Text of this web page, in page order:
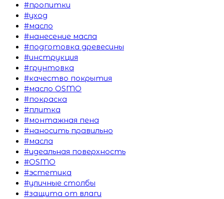
#пропитки
#уход
#масло
#нанесение масла
#подготовка древесины
#инструкция
#грунтовка
#качество покрытия
#масло OSMO
#покраска
#плитка
#монтажная пена
#наносить правильно
#масла
#идеальная поверхность
#OSMO
#эстетика
#уличные столбы
#защита от влаги